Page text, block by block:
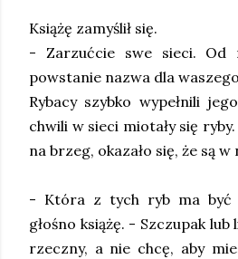
Książę zamyślił się.
- Zarzućcie swe sieci. Od
powstanie nazwa dla
Rybacy szybko wypełnili
chwili w sieci miotały się
na brzeg, okazało się, że są
- Która z tych ryb ma być
głośno książę. - Szczupak
rzeczny, a nie chcę, aby